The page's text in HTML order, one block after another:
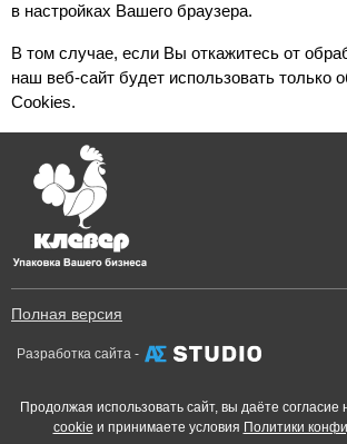
в настройках Вашего браузера.
В том случае, если Вы откажитесь от
наш веб-сайт будет использовать только
Cookies.
Полная версия
Разработка сайта -
Продолжая использовать сайт, вы даёте согласие
cookie и принимаете условия Политики